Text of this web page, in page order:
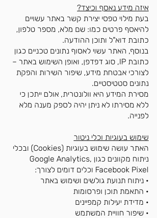
איזה מידע נאסף וכיצד?
בעת מילוי טפסי יצירת קשר באתר עשויים
להיאסף פרטים כמו: שם מלא, מספר טלפון,
כתובת דוא"ל ותוכן ההודעה.
בנוסף, האתר עשוי לאסוף נתונים טכניים כגון
כתובת IP, סוג דפדפן, ואופן השימוש באתר –
לצורכי אבטחת מידע, שיפור השירות והפקת
נתונים סטטיסטיים.
מסירת המידע היא וולונטרית, אולם ייתכן כי
ללא מסירתו לא ניתן יהיה לספק מענה מלא
לפנייה.
שימוש בעוגיות וכלי ניטור
האתר עושה שימוש בעוגיות (Cookies) ובכלי
ניתוח מקוונים כגון Google Analytics,
Facebook Pixel וכלים דומים לצורך:
• ניתוח תנועת גולשים ושימוש באתר
• התאמת תוכן ופרסומות
• מדידת יעילות קמפיינים
• שיפור חוויית המשתמש